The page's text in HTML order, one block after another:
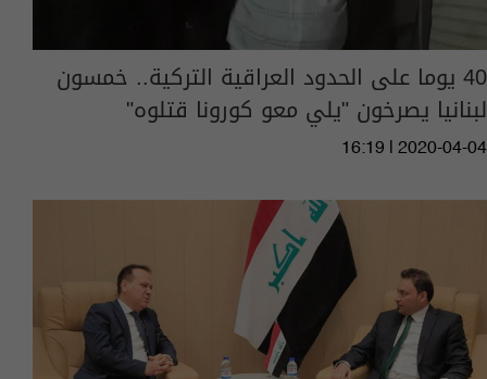
40 يوما على الحدود العراقية التركية.. خمسون
لبنانيا يصرخون "يلي معو كورونا قتلوه"
16:19 | 2020-04-04